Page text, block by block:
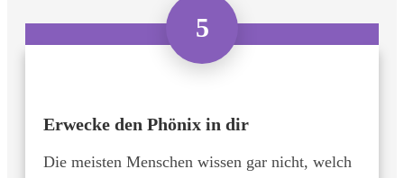
5
Erwecke den Phönix in dir
Die meisten Menschen wissen gar nicht, welch